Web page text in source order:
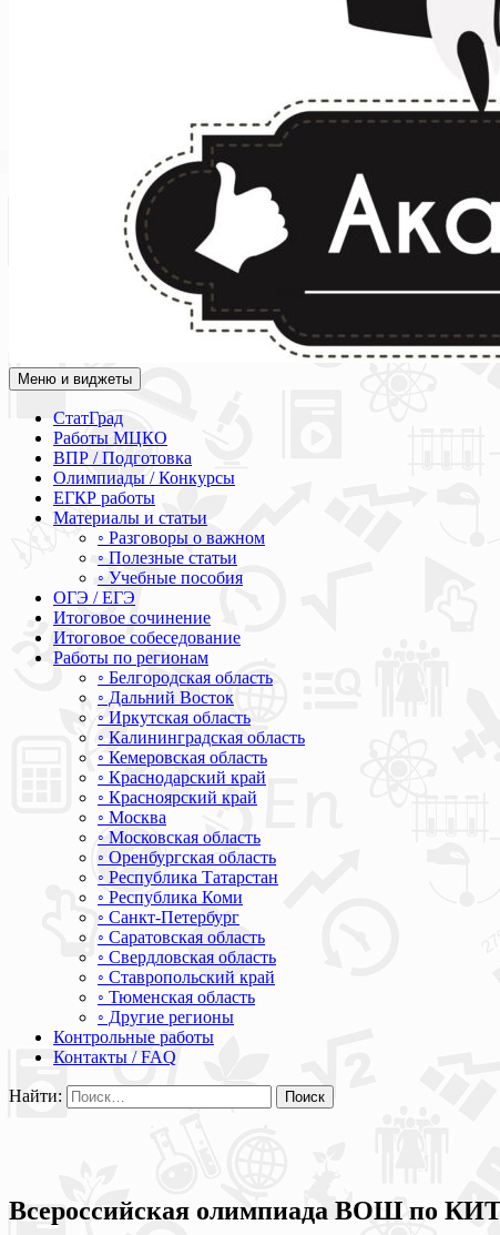
Академия СОВА
Подготовка к ЕГЭ, ОГЭ, ВПР, МЦКО, СтатГрад, КДР, ВОШ,
Меню и виджеты
СтатГрад
Работы МЦКО
ВПР / Подготовка
Олимпиады / Конкурсы
ЕГКР работы
Материалы и статьи
◦ Разговоры о важном
◦ Полезные статьи
◦ Учебные пособия
ОГЭ / ЕГЭ
Итоговое сочинение
Итоговое собеседование
Работы по регионам
◦ Белгородская область
◦ Дальний Восток
◦ Иркутская область
◦ Калининградская область
◦ Кемеровская область
◦ Краснодарский край
◦ Красноярский край
◦ Москва
◦ Московская область
◦ Оренбургская область
◦ Республика Татарстан
◦ Республика Коми
◦ Санкт-Петербург
◦ Саратовская область
◦ Свердловская область
◦ Ставропольский край
◦ Тюменская область
◦ Другие регионы
Контрольные работы
Контакты / FAQ
Найти:
Всероссийская олимпиада ВОШ по